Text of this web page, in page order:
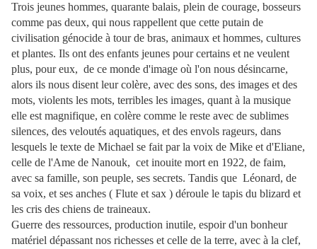
Trois jeunes hommes, quarante balais, plein de courage, bosseurs
comme pas deux, qui nous rappellent que cette putain de
civilisation génocide à tour de bras, animaux et hommes, cultures
et plantes. Ils ont des enfants jeunes pour certains et ne veulent
plus, pour eux, de ce monde d'image où l'on nous désincarne,
alors ils nous disent leur colère, avec des sons, des images et des
mots, violents les mots, terribles les images, quant à la musique
elle est magnifique, en colère comme le reste avec de sublimes
silences, des veloutés aquatiques, et des envols rageurs, dans
lesquels le texte de Michael se fait par la voix de Mike et d'Eliane,
celle de l'Ame de Nanouk, cet inouite mort en 1922, de faim,
avec sa famille, son peuple, ses secrets. Tandis que Léonard, de
sa voix, et ses anches ( Flute et sax ) déroule le tapis du blizard et
les cris des chiens de traineaux.
Guerre des ressources, production inutile, espoir d'un bonheur
matériel dépassant nos richesses et celle de la terre, avec à la clef,